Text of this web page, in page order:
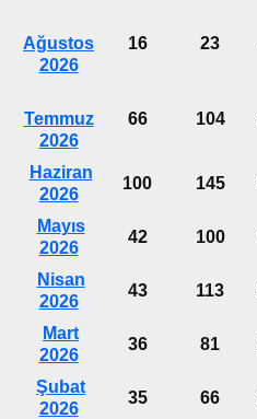
Ağustos
2026
16 23
Temmuz
2026
66 104
Haziran
2026
100 145
Mayıs
2026
42 100
Nisan
2026
43 113
Mart
2026
36 81
Şubat
2026
35 66